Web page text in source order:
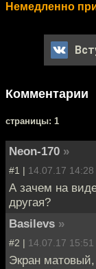
Немедленно
Комментарии
cтраницы: 1
Neon-170 »
#1 | 14.07.17 14:28
А зачем на
другая?
Basilevs »
#2 | 14.07.17 15:51
Экран